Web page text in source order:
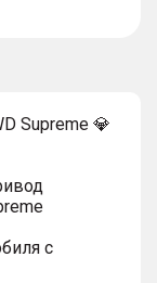
Supreme 💎
с